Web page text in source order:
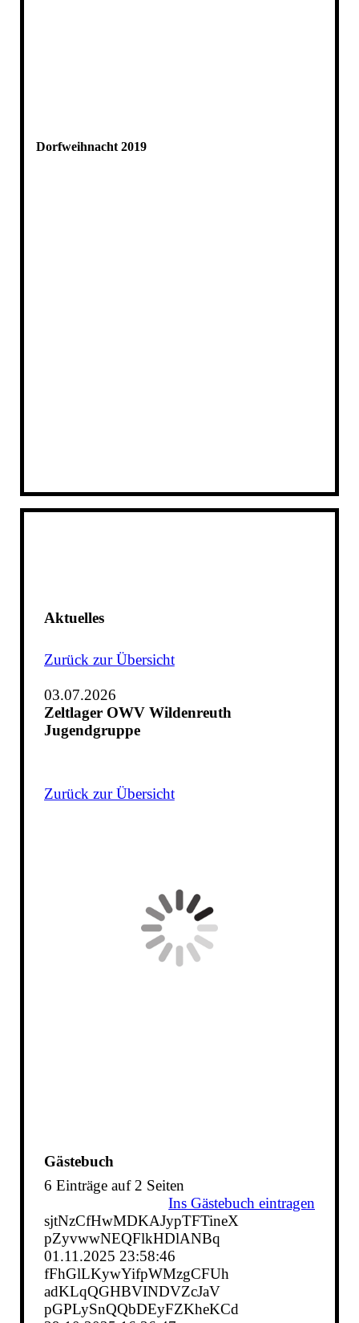
Dorfweihnacht 2019
Aktuelles
Zurück zur Übersicht
03.07.2026
Zeltlager OWV Wildenreuth
Jugendgruppe
Zurück zur Übersicht
Gästebuch
6 Einträge auf 2 Seiten
Ins Gästebuch eintragen
sjtNzCfHwMDKAJypTFTineX
pZyvwwNEQFlkHDlANBq
01.11.2025 23:58:46
fFhGlLKywYifpWMzgCFUh
adKLqQGHBVINDVZcJaV
pGPLySnQQbDEyFZKheKCd